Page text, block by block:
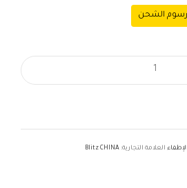
الشحن
العلامة التجارية: Blitz CHINA